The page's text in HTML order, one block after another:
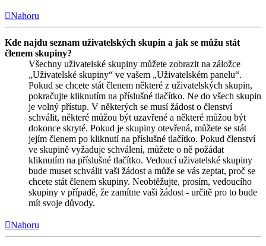
Nahoru
Kde najdu seznam uživatelských skupin a jak se můžu stát
členem skupiny?
Všechny uživatelské skupiny můžete zobrazit na záložce
„Uživatelské skupiny“ ve vašem „Uživatelském panelu“.
Pokud se chcete stát členem některé z uživatelských skupin,
pokračujte kliknutím na příslušné tlačítko. Ne do všech skupin
je volný přístup. V některých se musí žádost o členství
schválit, některé můžou být uzavřené a některé můžou být
dokonce skryté. Pokud je skupiny otevřená, můžete se stát
jejím členem po kliknutí na příslušné tlačítko. Pokud členství
ve skupině vyžaduje schválení, můžete o ně požádat
kliknutím na příslušné tlačítko. Vedoucí uživatelské skupiny
bude muset schválit vaši žádost a může se vás zeptat, proč se
chcete stát členem skupiny. Neobtěžujte, prosím, vedoucího
skupiny v případě, že zamítne vaši žádost - určitě pro to bude
mít svoje důvody.
Nahoru